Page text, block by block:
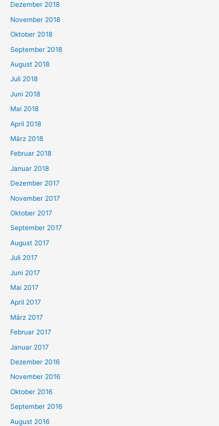
Dezember 2018
November 2018
Oktober 2018
September 2018
August 2018
Juli 2018
Juni 2018
Mai 2018
April 2018
März 2018
Februar 2018
Januar 2018
Dezember 2017
November 2017
Oktober 2017
September 2017
August 2017
Juli 2017
Juni 2017
Mai 2017
April 2017
März 2017
Februar 2017
Januar 2017
Dezember 2016
November 2016
Oktober 2016
September 2016
August 2016